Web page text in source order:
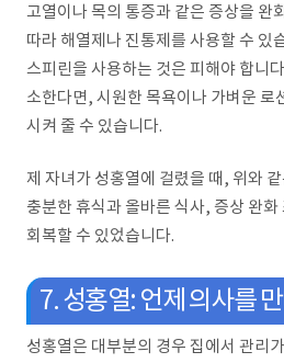
고열이나 목의 통증과 같은 증상을 완
따라 해열제나 진통제를 사용할 수 있
스피린을 사용하는 것은 피해야 합니
소한다면, 시원한 목욕이나 가벼운 로
시켜 줄 수 있습니다.
제 자녀가 성홍열에 걸렸을 때, 위와
충분한 휴식과 올바른 식사, 증상 완화
회복할 수 있었습니다.
7. 성홍열: 언제 의사를
성홍열은 대부분의 경우 집에서 관리